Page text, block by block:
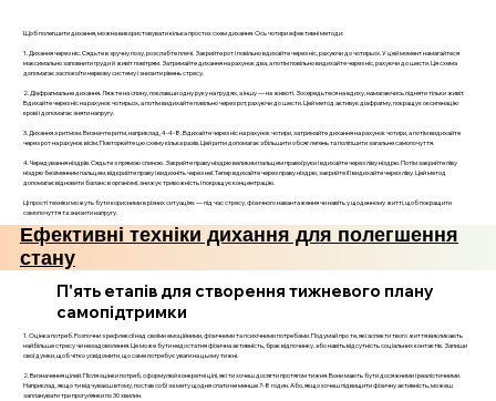
Щоб полегшити дихання, можна використовувати кілька простих схем дихання. Ось чотири ефективні методи:
1. Дихання через ніс. Сядьте в зручну позу, розслабте плечі. Закрийте рот і повільно вдихайте через ніс, рахуючи до чотирьох. У цей момент намагайтеся
максимально заповнити груди й живіт повітрям. Затримайте дихання на рахунок два, а потім повільно видихайте через ніс, рахуючи до шести. Ця схема
допомагає заспокоїти нервову систему і знизити рівень стресу.
2. Діафрагмальне дихання. Ляжте на спину, поклавши одну руку на грудях, а іншу — на животі. Зосередьтеся на вдиху, намагаючись підняти тільки живіт.
Вдихайте через ніс на рахунок чотирьох, а потім видихайте повільно через рот, рахуючи до шести. Цей метод активує діафрагму, покращує оксигенацію
крові і допомагає зняти напругу.
3. Дихання з ритмом. Визначте ритм, наприклад, 4-4-8. Вдихайте через ніс на рахунок чотири, затримайте дихання на рахунок чотири, а потім видихайте
через рот на рахунок вісім. Повторюйте цю схему кілька разів. Цей ритм допомагає збільшити обсяг легень та поліпшити загальне самопочуття.
4. Чередування ніздрів. Сядьте з прямою спиною. Закрийте праву ніздрю великим пальцем правої руки і вдихайте через ліву ніздрю. Потім закрийте ліву
ніздрю безіменним пальцем, відкрийте праву і видихніть через неї. Тепер вдихайте через праву ніздрю, закрийте її і видихайте через ліву. Цей метод
допомагає відновити баланс в організмі, знижує тривожність і покращує концентрацію.
Ці прості техніки можуть бути корисними в різних ситуаціях — під час стресу, фізичного навантаження чи навіть у щоденному житті, щоб покращити
самопочуття та знизити напругу.
Ефективні техніки дихання для полегшення
стану
П'ять етапів для створення тижневого плану
самопідтримки
1. Оцінка потреб. Розпочни з рефлексії над своїми емоційними, фізичними та психічними потребами. Подумай про те, які аспекти твого життя викликають
найбільше стресу чи незадоволення. Це може бути недостатня фізична активність, брак відпочинку, або навіть відсутність соціальних контактів. Запиши
свої думки, щоб чітко усвідомити, що саме потребує уваги на цьому тижні.
2. Визначення цілей. Після оцінки потреб, сформулюй конкретні цілі, які ти хочеш досягти протягом тижня. Вони мають бути досяжними і реалістичними.
Наприклад, якщо ти відчуваєш втому, постав собі за мету щодня спати не менше 7-8 годин. Або, якщо хочеш підвищити фізичну активність, можеш
запланувати три прогулянки по 30 хвилин.